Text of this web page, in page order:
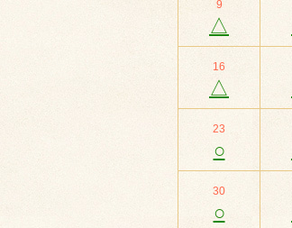
9
△
16
△
23
○
30
○